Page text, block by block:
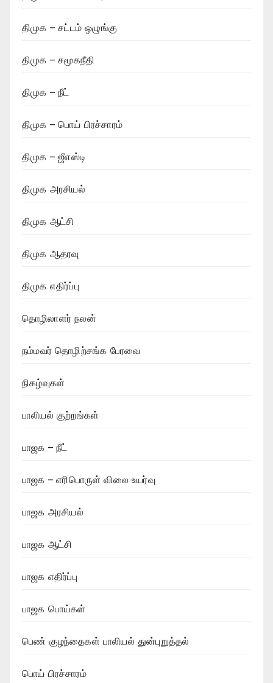
திமுக – சட்டம் ஒழுங்கு
திமுக – சமூகநீதி
திமுக – நீட்
திமுக – பொய் பிரச்சாரம்
திமுக – ஜீஎஸ்டி
திமுக அரசியல்
திமுக ஆட்சி
திமுக ஆதரவு
திமுக எதிர்ப்பு
தொழிலாளர் நலன்
நம்மவர் தொழிற்சங்க பேரவை
நிகழ்வுகள்
பாலியல் குற்றங்கள்
பாஜக – நீட்
பாஜக – எரிபொருள் விலை உயர்வு
பாஜக அரசியல்
பாஜக ஆட்சி
பாஜக எதிர்ப்பு
பாஜக பொய்கள்
பெண் குழந்தைகள் பாலியல் துன்புறுத்தல்
பொய் பிரச்சாரம்